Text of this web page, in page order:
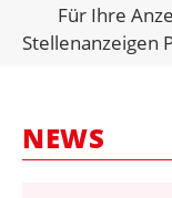
Für Ihre
Stellenanzeigen
NEWS